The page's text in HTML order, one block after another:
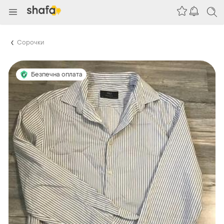
Сорочки
Безпечна оплата